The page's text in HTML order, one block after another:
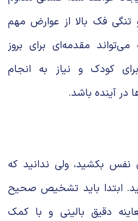
تنگی فک بالا از عوارض مهم
مقدمه‌ای برای بروز
کودک و نیاز به انجام
در آینده باشد.
بکشید، ولی ندانید که
ابتدا باید تشخیص صحیح
دقیق بالینی و با کمک